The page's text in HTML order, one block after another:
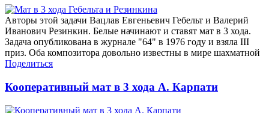
Авторы этой задачи Вацлав Евгеньевич Гебельт и Валерий
Иванович Резинкин. Белые начинают и ставят мат в 3 хода.
Задача опубликована в журнале "64" в 1976 году и взяла III
приз. Оба композитора довольно известны в мире шахматной
Поделиться
Кооперативный мат в 3 хода А. Карпати